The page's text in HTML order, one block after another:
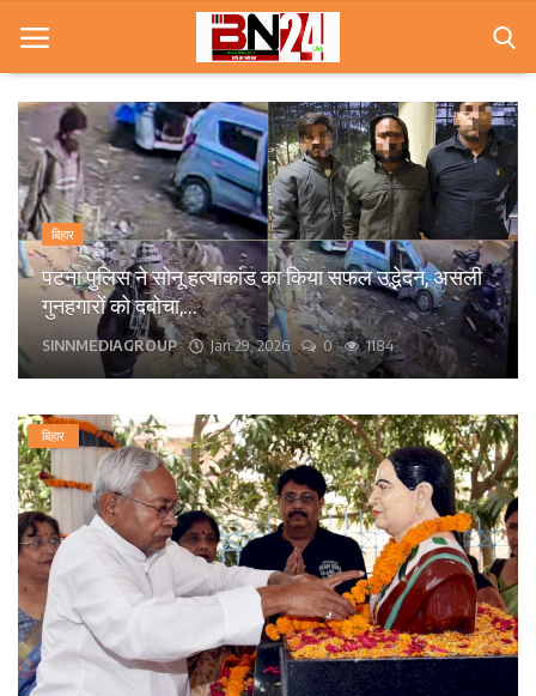
Home
खबरे
खेल
करियर
स्त्री
राज्य
कृषि
मूवी मसाला
लाइफ स्टाइल
पर्यटन
धर्म
बिहार
पटना पुलिस ने सोनू हत्याकांड का किया सफल उद्भेदन, असली
गुनहगारों को दबोचा,...
SINNMEDIAGROUP Jan 29, 2026 0 1184
बिहार